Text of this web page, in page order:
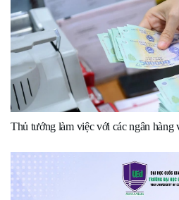
Thủ tướng làm việc với các ngân hàng